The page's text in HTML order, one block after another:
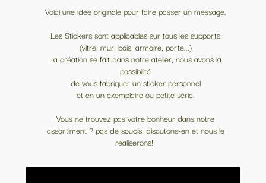
Voici une idée originale pour faire passer un message.
Les Stickers sont applicables sur tous les supports
(vitre, mur, bois, armoire, porte...)
La création se fait dans notre atelier, nous avons la
possibilité
de vous fabriquer un sticker personnel
et en un exemplaire ou petite série.
Vous ne trouvez pas votre bonheur dans notre
assortiment ? pas de soucis, discutons-en et nous le
réaliserons!